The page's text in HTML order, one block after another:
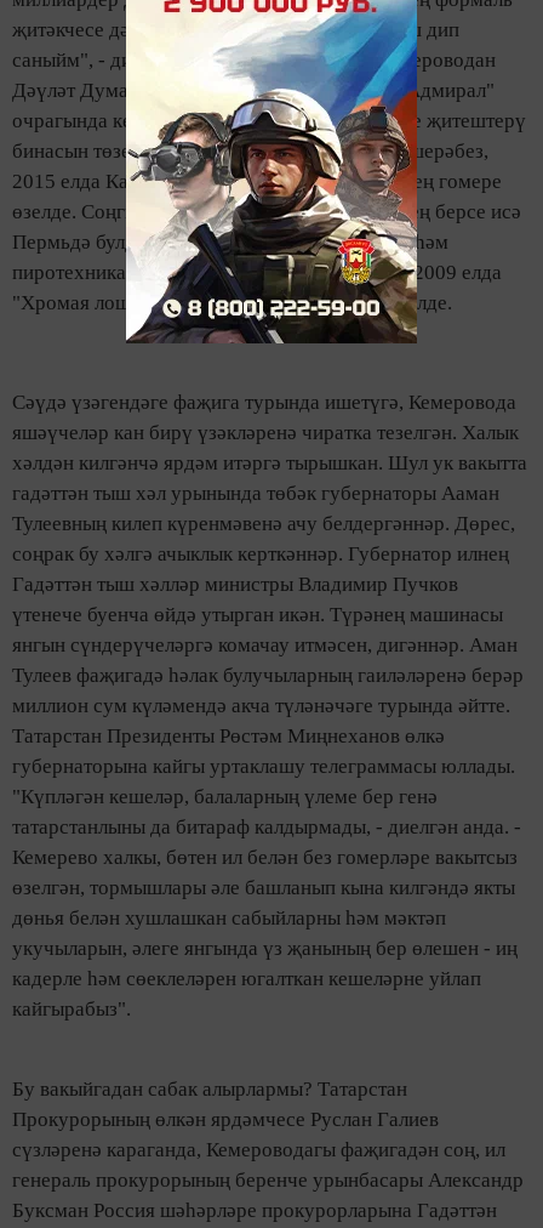
җитәкчесе дә җаваплылыкка тартылырга тиеш дип
саныйм", - дип язып куйган "Фейсбук"та Кемероводан
Дәүләт Думасы депутаты Антон Горелкин. "Адмирал"
очрагында кебек үк, "Зимняя вишня" элеккеге җитештерү
бинасын төзекләндереп ясалган. Исегезгә төшерәбез,
2015 елда Казанда чыккан янгында 19 кешенең гомере
өзелде. Соңгы еллардагы иң зур фаҗигаләрнең берсе исә
Пермьдә булды. Төзелеш кагыйдәләрен бозу һәм
пиротехниканы дөрес кулланмау аркасында, 2009 елда
"Хромая лошадь" төнге клубында 156 кеше үлде.
Сәүдә үзәгендәге фаҗига турында ишетүгә, Кемеровода
яшәүчеләр кан бирү үзәкләренә чиратка тезелгән. Халык
хәлдән килгәнчә ярдәм итәргә тырышкан. Шул ук вакытта
гадәттән тыш хәл урынында төбәк губернаторы Ааман
Тулеевның килеп күренмәвенә ачу белдергәннәр. Дөрес,
соңрак бу хәлгә ачыклык керткәннәр. Губернатор илнең
Гадәттән тыш хәлләр министры Владимир Пучков
үтенече буенча өйдә утырган икән. Түрәнең машинасы
янгын сүндерүчеләргә комачау итмәсен, дигәннәр. Аман
Тулеев фаҗигадә һәлак булучыларның гаиләләренә берәр
миллион сум күләмендә акча түләнәчәге турында әйтте.
Татарстан Президенты Рөстәм Миңнеханов өлкә
губернаторына кайгы уртаклашу телеграммасы юллады.
"Күпләгән кешеләр, балаларның үлеме бер генә
татарстанлыны да битараф калдырмады, - диелгән анда. -
Кемерево халкы, бөтен ил белән без гомерләре вакытсыз
өзелгән, тормышлары әле башланып кына килгәндә якты
дөнья белән хушлашкан сабыйларны һәм мәктәп
укучыларын, әлеге янгында үз җанының бер өлешен - иң
кадерле һәм сөеклеләрен югалткан кешеләрне уйлап
кайгырабыз".
Бу вакыйгадан сабак алырлармы? Татарстан
Прокурорының өлкән ярдәмчесе Руслан Галиев
сүзләренә караганда, Кемероводагы фаҗигадән соң, ил
генераль прокурорының беренче урынбасары Александр
Буксман Россия шәһәрләре прокурорларына Гадәттән